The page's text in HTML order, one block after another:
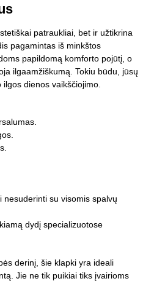
patraukliai, bet ir užtikrina
pagamintas iš minkštos
papildomą komforto pojūtį, o
ilgaamžiškumą. Tokiu būdu, jūsų
dienos vaikščiojimo.
nesuderinti su visomis spalvų
dydį specializuotose
derinį, šie klapki yra ideali
Jie ne tik puikiai tiks įvairioms